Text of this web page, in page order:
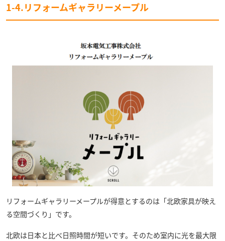
1-4.リフォームギャラリーメープル
リフォームギャラリーメープルが得意とするのは「北欧家具が映え
る空間づくり」です。
北欧は日本と比べ日照時間が短いです。そのため室内に光を最大限